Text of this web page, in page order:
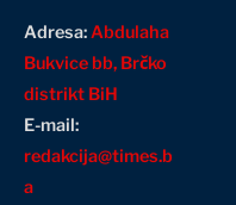
Adresa:Abdulaha
Bukvice bb, Brčko
distrikt BiH
E-mail:
redakcija@times.b
a